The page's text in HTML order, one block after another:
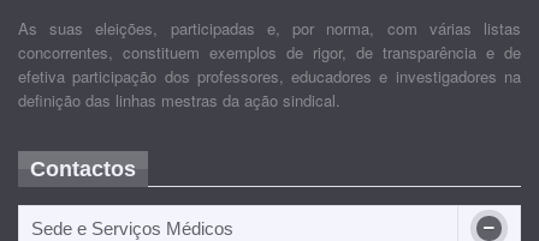
As suas eleições, participadas e, por norma, com várias listas
concorrentes, constituem exemplos de rigor, de transparência e de
efetiva participação dos professores, educadores e investigadores na
definição das linhas mestras da ação sindical.
Contactos
Sede e Serviços Médicos